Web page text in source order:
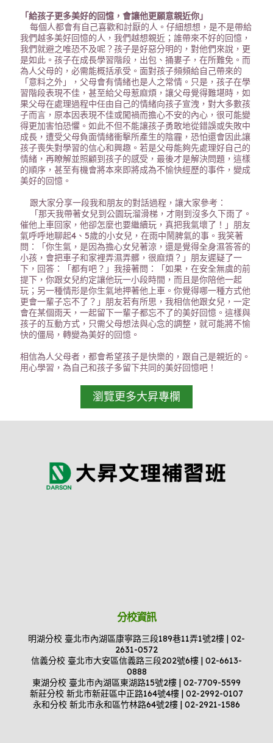
「給孩子更多美好的回憶，會讓他更願意親近你」
每個人都會有自己喜歡和討厭的人。仔細想想，是不是帶給
我們越多美好回憶的人，我們越想親近；誰帶來不好的回憶，
我們就避之唯恐不及呢？孩子是好惡分明的，對他們來說，更
是如此。孩子在成長學習階段，出包、捅婁子，在所難免。而
為人父母的，必需能概括承受。面對孩子頻頻給自己帶來的
「意料之外」，父母會有情緒也是人之常情。只是，孩子在學
習階段表現不佳，甚至給父母惹麻煩，讓父母覺得難堪時，如
果父母在處理過程中任由自己的情緒向孩子宣洩，對大多數孩
子而言，原本因表現不佳或闖禍而擔心不安的內心，很可能變
得更加害怕恐懼。如此不但不能讓孩子勇敢地從錯誤或失敗中
成長，遭受父母負面情緒衝擊所產生的陰霾，恐怕還會因此讓
孩子喪失對學習的信心和興趣。若是父母能夠先處理好自己的
情緒，再瞭解並照顧到孩子的感受，最後才是解決問題，這樣
的順序，甚至有機會將本來即將成為不愉快經歷的事件，變成
美好的回憶。
跟大家分享一段我和朋友的對話過程，讓大家參考：
「那天我帶著女兒到公園玩溜滑梯，才剛到沒多久下雨了。
催他上車回家，他卻怎麼也要繼續玩，真把我氣壞了！」朋友
氣呼呼地聊起4、5歲的小女兒，在雨中鬧脾氣的事。我笑著
問：「你生氣，是因為擔心女兒著涼，還是覺得全身濕答答的
小孩，會把車子和家裡弄濕弄髒，很麻煩？」朋友遲疑了一
下，回答：「都有吧？」我接著問：「如果，在安全無虞的前
提下，你跟女兒約定讓他玩一小段時間，而且是你陪他一起
玩；另一種情形是你生氣地押著他上車。你覺得哪一種方式他
更會一輩子忘不了？」朋友若有所思，我相信他跟女兒，一定
會在某個雨天，一起留下一輩子都忘不了的美好回憶。這樣與
孩子的互動方式，只需父母想法與心念的調整，就可能將不愉
快的僵局，轉變為美好的回憶。
相信為人父母者，都會希望孩子是快樂的，跟自己是親近的。
用心學習，為自己和孩子多留下共同的美好回憶吧！
瀏覽更多大昇專欄
分校資訊
明湖分校 臺北市內湖區康寧路三段189巷11弄1號2樓 | 02-
2631-0572
信義分校 臺北市大安區信義路三段202號6樓 | 02-6613-
0888
東湖分校 臺北市內湖區東湖路15號2樓 | 02-7709-5599
新莊分校 新北市新莊區中正路164號4樓 | 02-2992-0107
永和分校 新北市永和區竹林路64號2樓 | 02-2921-1586